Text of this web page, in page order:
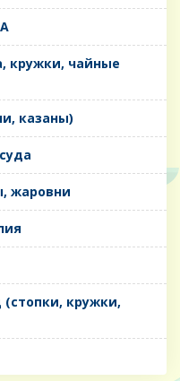
кружки, чайные
казаны)
жаровни
кружки,